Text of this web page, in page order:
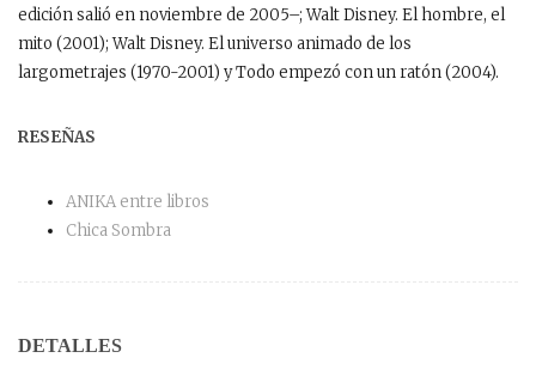
edición salió en noviembre de 2005–; Walt Disney. El hombre, el
mito (2001); Walt Disney. El universo animado de los
largometrajes (1970-2001) y Todo empezó con un ratón (2004).
RESEÑAS
ANIKA entre libros
Chica Sombra
DETALLES